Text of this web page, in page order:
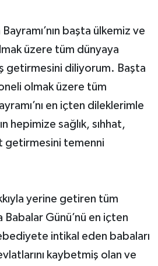
başta ülkemiz ve
üzere tüm dünyaya
getirmesini diliyorum. Başta
olmak üzere tüm
en içten dileklerimle
hepimize sağlık, sıhhat,
getirmesini temenni
yerine getiren tüm
Babalar Günü’nü en içten
intikal eden babaları
kaybetmiş olan ve